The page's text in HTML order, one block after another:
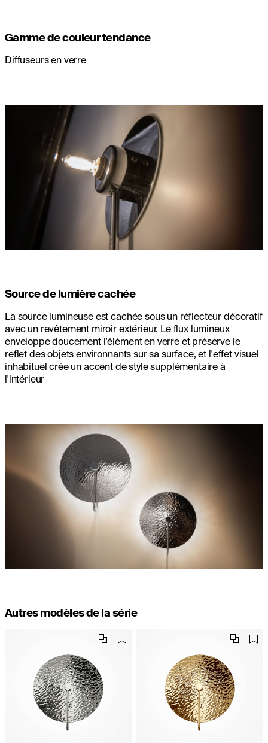
Gamme de couleur tendance
Diffuseurs en verre
Source de lumière cachée
La source lumineuse est cachée sous un réflecteur décoratif
avec un revêtement miroir extérieur. Le flux lumineux
enveloppe doucement l'élément en verre et préserve le
reflet des objets environnants sur sa surface, et l'effet visuel
inhabituel crée un accent de style supplémentaire à
l'intérieur
Autres modèles de la série